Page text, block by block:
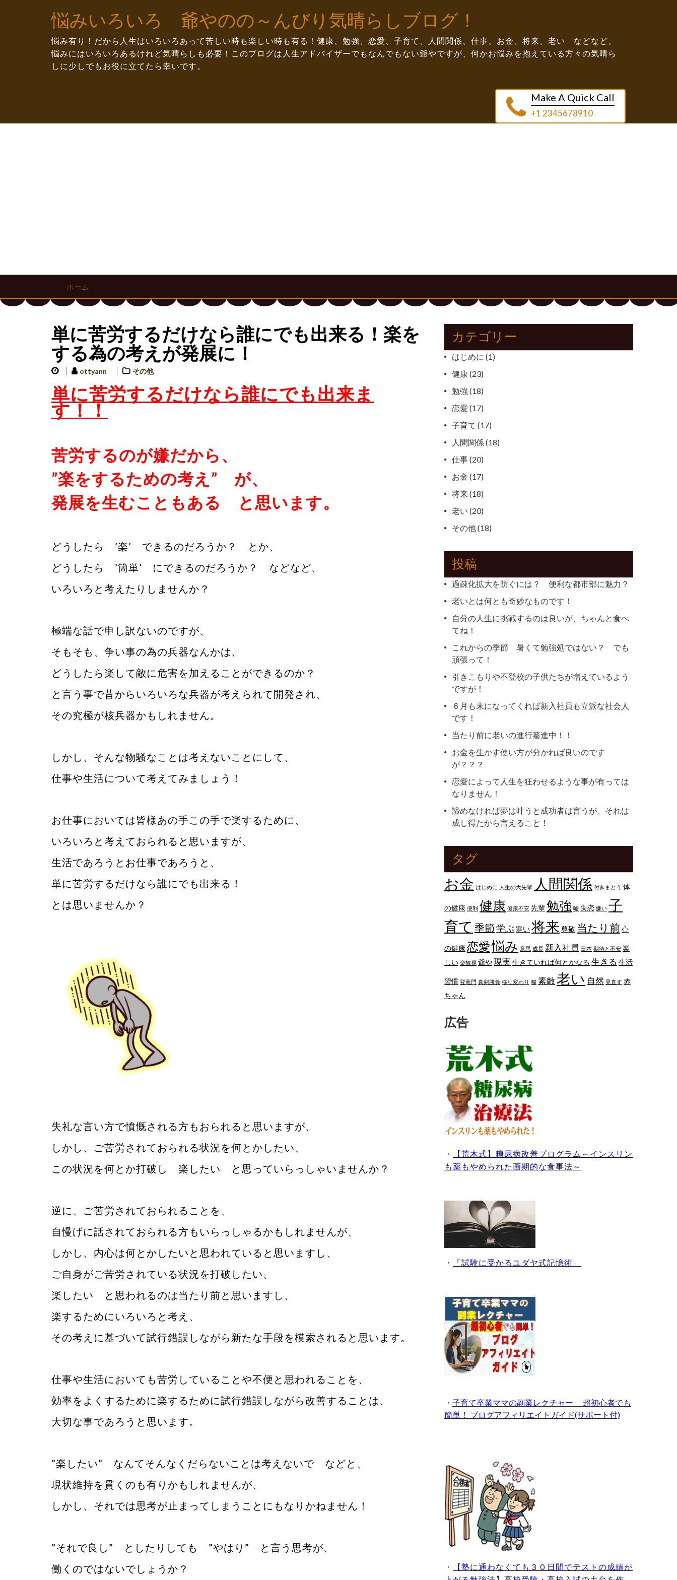
悩みいろいろ 爺やのの～んびり気晴らしブログ！
悩み有り！だから人生はいろいろあって苦しい時も楽しい時も有る！健康、勉強、恋愛、子育て、人間関係、仕事、お金、将来、老い などなど、
悩みにはいろいろあるけれど気晴らしも必要！このブログは人生アドバイザーでもなんでもない爺やですが、何かお悩みを抱えている方々の気晴ら
しに少しでもお役に立てたら幸いです。
Make A Quick Call
+1 2345678910
ホーム
単に苦労するだけなら誰にでも出来る！楽を
する為の考えが発展に！
ottyann その他
単に苦労するだけなら誰にでも出来ま
す！！
苦労するのが嫌だから、
”楽をするための考え” が、
発展を生むこともある
と思います。
どうしたら ’楽’ できるのだろうか？ とか、
どうしたら ’簡単’ にできるのだろうか？ などなど、
いろいろと考えたりしませんか？
極端な話で申し訳ないのですが、
そもそも、争い事の為の兵器なんかは、
どうしたら楽して敵に危害を加えることができるのか？
と言う事で昔からいろいろな兵器が考えられて開発され、
その究極が核兵器かもしれません。
しかし、そんな物騒なことは考えないことにして、
仕事や生活について考えてみましょう！
お仕事においては皆様あの手この手で楽するために、
いろいろと考えておられると思いますが、
生活であろうとお仕事であろうと、
単に苦労するだけなら誰にでも出来る！
とは思いませんか？
失礼な言い方で憤慨される方もおられると思いますが、
しかし、ご苦労されておられる状況を何とかしたい、
この状況を何とか打破し 楽したい と思っていらっしゃいませんか？
逆に、ご苦労されておられることを、
自慢げに話されておられる方もいらっしゃるかもしれませんが、
しかし、内心は何とかしたいと思われていると思いますし、
ご自身がご苦労されている状況を打破したい、
楽したい と思われるのは当たり前と思いますし、
楽するためにいろいろと考え、
その考えに基づいて試行錯誤しながら新たな手段を模索されると思います。
仕事や生活においても苦労していることや不便と思われることを、
効率をよくするために楽するために試行錯誤しながら改善することは、
大切な事であろうと思います。
”楽したい” なんてそんなくだらないことは考えないで などと、
現状維持を貫くのも有りかもしれませんが、
しかし、それでは思考が止まってしまうことにもなりかねません！
”それで良し” としたりしても ”やはり” と言う思考が、
働くのではないでしょうか？
カテゴリー
はじめに (1)
健康(23)
勉強 (18)
恋愛 (17)
子育て (17)
人間関係(18)
仕事(20)
お金 (17)
将来(18)
老い (20)
その他(18)
投稿
過疎化拡大を防ぐには？ 便利な都市部に魅力？
老いとは何とも奇妙なものです！
自分の人生に挑戦するのは良いが、ちゃんと食べ
てね！
これからの季節 暑くて勉強処ではない？ でも
頑張って！
引きこもりや不登校の子供たちが増えているよう
ですが！
６月も末になってくれば新入社員も立派な社会人
です！
当たり前に老いの進行驀進中！！
お金を生かす使い方が分かれば良いのです
が？？？
恋愛によって人生を狂わせるような事が有っては
なりません！
諦めなければ夢は叶うと成功者は言うが、それは
成し得たから言えること！
タグ
お金 はじめに 人生の大先輩 人間関係 付きまとう 体
の健康 便利 健康 健康不安 先輩勉強 嘘 失恋 嫌い 子
育て 季節学ぶ 寒い将来 尊敬 当たり前 心
の健康恋愛悩み 意思 成長 新入社員 日本 期待と不安 楽
しい 楽観視 爺や現実 生きていれば何とかなる 生きる 生活
習慣 登竜門 真剣勝負 移り変わり 糧 素敵 老い 自然 見直す 赤
ちゃん
広告
・
【荒木式】糖尿病改善プログラム～インスリン
も薬もやめられた画期的な食事法～
・ 「試験に受かるユダヤ式記憶術」
・ 子育て卒業ママの副業レクチャー 超初心者でも
簡単！ ブログアフィリエイトガイド(サポート付)
・
【塾に通わなくても３０日間でテストの成績が